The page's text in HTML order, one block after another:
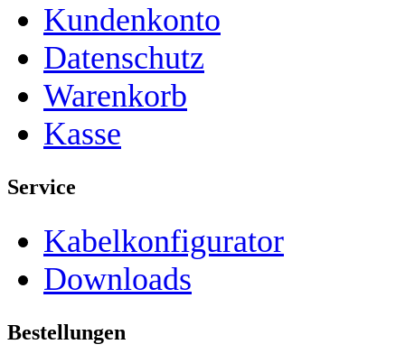
Kundenkonto
Datenschutz
Warenkorb
Kasse
Service
Kabelkonfigurator
Downloads
Bestellungen